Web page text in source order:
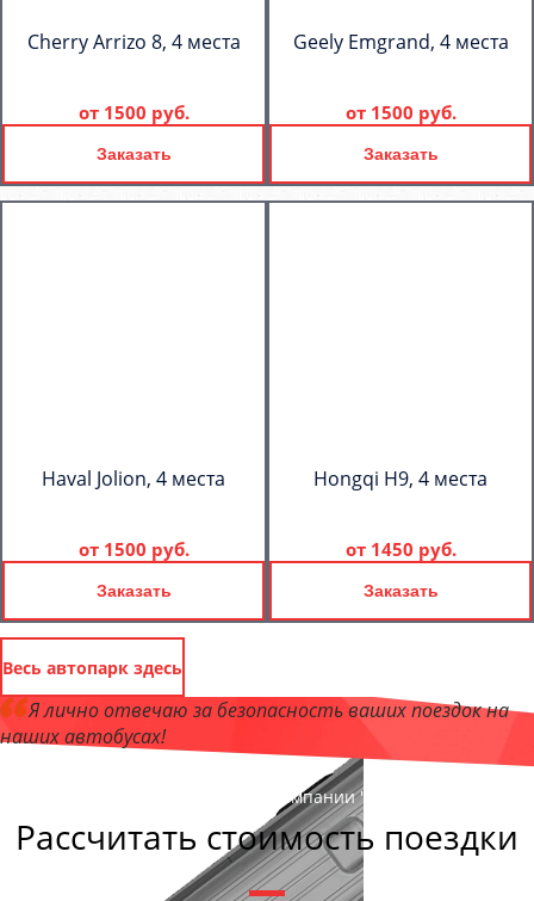
Cherry Arrizo 8, 4 места
от 1500 руб.
Заказать
Geely Emgrand, 4 места
от 1500 руб.
Заказать
Haval Jolion, 4 места
от 1500 руб.
Заказать
Hongqi H9, 4 места
от 1450 руб.
Заказать
Весь автопарк здесь
Я лично отвечаю за безопасность ваших поездок на
наших автобусах!
, директор компании "ЧелябинскБас"
Рассчитать стоимость поездки